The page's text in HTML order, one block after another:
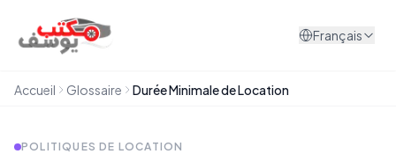
Français
Accueil Glossaire Durée Minimale de Location
POLITIQUES DE LOCATION